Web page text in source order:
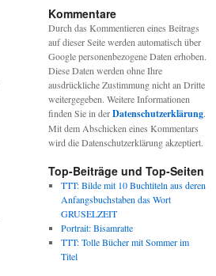
Kommentare
Durch das Kommentieren eines Beitrags
auf dieser Seite werden automatisch über
Google personenbezogene Daten erhoben.
Diese Daten werden ohne Ihre
ausdrückliche Zustimmung nicht an Dritte
weitergegeben. Weitere Informationen
finden Sie in derDatenschutzerklärung.
Mit dem Abschicken eines Kommentars
wird die Datenschutzerklärung akzeptiert.
Top-Beiträge und Top-Seiten
TTT: Bilde mit 10 Buchtiteln aus deren
Anfangsbuchstaben das Wort
GRUSELZEIT
Portrait: Bisamratte
TTT: Tolle Bücher mit Sommer im
Titel